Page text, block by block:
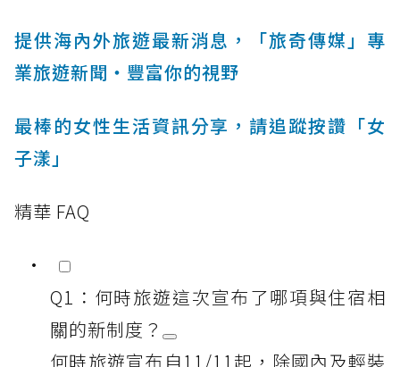
提供海內外旅遊最新消息，「旅奇傳媒」專
業旅遊新聞‧豐富你的視野
最棒的女性生活資訊分享，請追蹤按讚「女
子漾」
精華 FAQ
Q1：何時旅遊這次宣布了哪項與住宿相
關的新制度？
何時旅遊宣布自11/11起，除國內及輕裝